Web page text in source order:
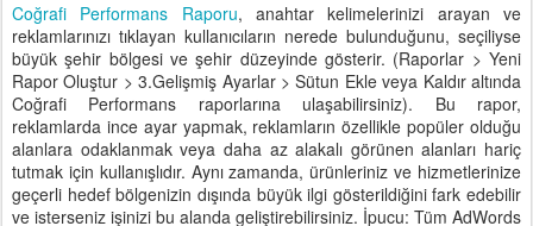
Coğrafi Performans Raporu, anahtar kelimelerinizi arayan ve
reklamlarınızı tıklayan kullanıcıların nerede bulunduğunu, seçiliyse
büyük şehir bölgesi ve şehir düzeyinde gösterir. (Raporlar > Yeni
Rapor Oluştur > 3.Gelişmiş Ayarlar > Sütun Ekle veya Kaldır altında
Coğrafi Performans raporlarına ulaşabilirsiniz). Bu rapor,
reklamlarda ince ayar yapmak, reklamların özellikle popüler olduğu
alanlara odaklanmak veya daha az alakalı görünen alanları hariç
tutmak için kullanışlıdır. Aynı zamanda, ürünleriniz ve hizmetlerinize
geçerli hedef bölgenizin dışında büyük ilgi gösterildiğini fark edebilir
ve isterseniz işinizi bu alanda geliştirebilirsiniz. İpucu: Tüm AdWords